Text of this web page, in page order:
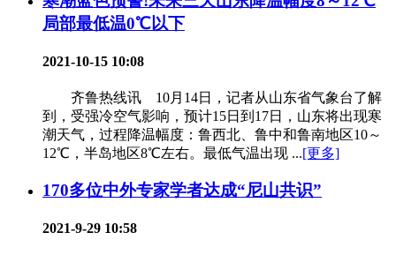
局部最低温0℃以下
2021-10-15 10:08
齐鲁热线讯 10月14日，记者从山东省气象台了解
到，受强冷空气影响，预计15日到17日，山东将出现寒
潮天气，过程降温幅度：鲁西北、鲁中和鲁南地区10～
12℃，半岛地区8℃左右。最低气温出现 ...[更多]
170多位中外专家学者达成“尼山共识”
2021-9-29 10:58